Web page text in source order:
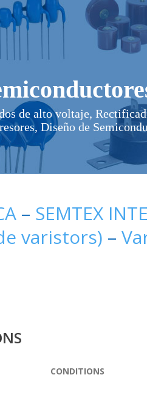
de alto voltaje,
Diseño de
– SEMTEX
varistors) –
CONDITIONS